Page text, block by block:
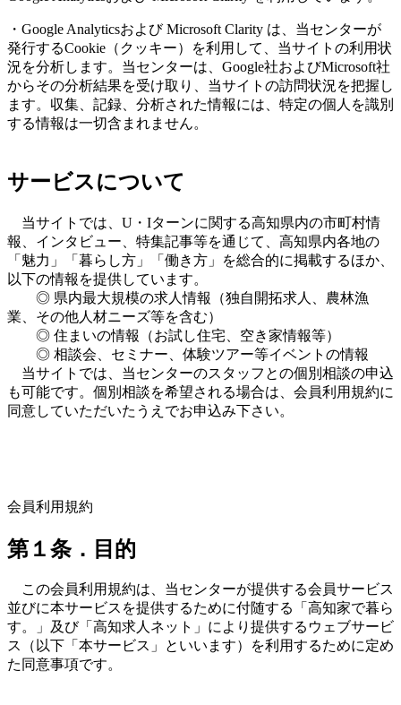
・Google Analyticsおよび Microsoft Clarity は、当センターが
発行するCookie（クッキー）を利用して、当サイトの利用状
況を分析します。当センターは、Google社およびMicrosoft社
からその分析結果を受け取り、当サイトの訪問状況を把握し
ます。収集、記録、分析された情報には、特定の個人を識別
する情報は一切含まれません。
サービスについて
当サイトでは、U・Iターンに関する高知県内の市町村情
報、インタビュー、特集記事等を通じて、高知県内各地の
「魅力」「暮らし方」「働き方」を総合的に掲載するほか、
以下の情報を提供しています。
◎ 県内最大規模の求人情報（独自開拓求人、農林漁
業、その他人材ニーズ等を含む）
◎ 住まいの情報（お試し住宅、空き家情報等）
◎ 相談会、セミナー、体験ツアー等イベントの情報
当サイトでは、当センターのスタッフとの個別相談の申込
も可能です。個別相談を希望される場合は、会員利用規約に
同意していただいたうえでお申込み下さい。
会員利用規約
第１条．目的
この会員利用規約は、当センターが提供する会員サービス
並びに本サービスを提供するために付随する「高知家で暮ら
す。」及び「高知求人ネット」により提供するウェブサービ
ス（以下「本サービス」といいます）を利用するために定め
た同意事項です。